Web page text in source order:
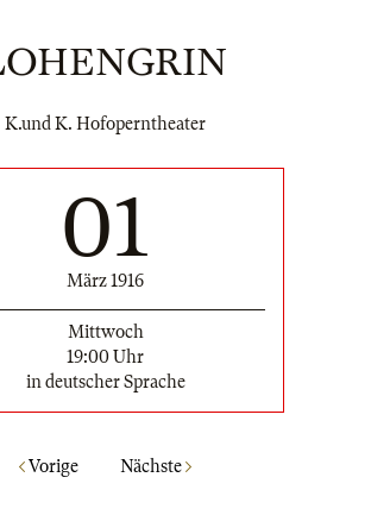
K.und K. Hofoperntheater
01
März 1916
Mittwoch
19:00 Uhr
in deutscher Sprache
Vorige Nächste